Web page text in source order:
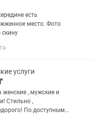
есть
место. Фото
услуги
, мужские и
Стильно ,
По доступным